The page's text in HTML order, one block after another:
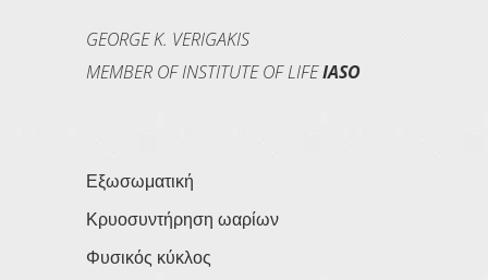
GEORGE K. VERIGAKIS
MEMBER OF INSTITUTE OF LIFEIASO
Εξωσωματική
Κρυοσυντήρηση ωαρίων
Φυσικός κύκλος